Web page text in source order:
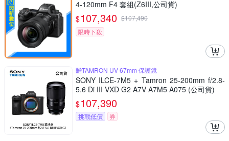
4-120mm F4 套組(Z6III,公司貨)
$107,340 $107,490
限時下殺
贈TAMRON UV 67mm 保護鏡
SONY ILCE-7M5 + Tamron 25-200mm f/2.8-
5.6 Di III VXD G2 A7V A7M5 A075 (公司貨)
$107,390
挑戰低價 券